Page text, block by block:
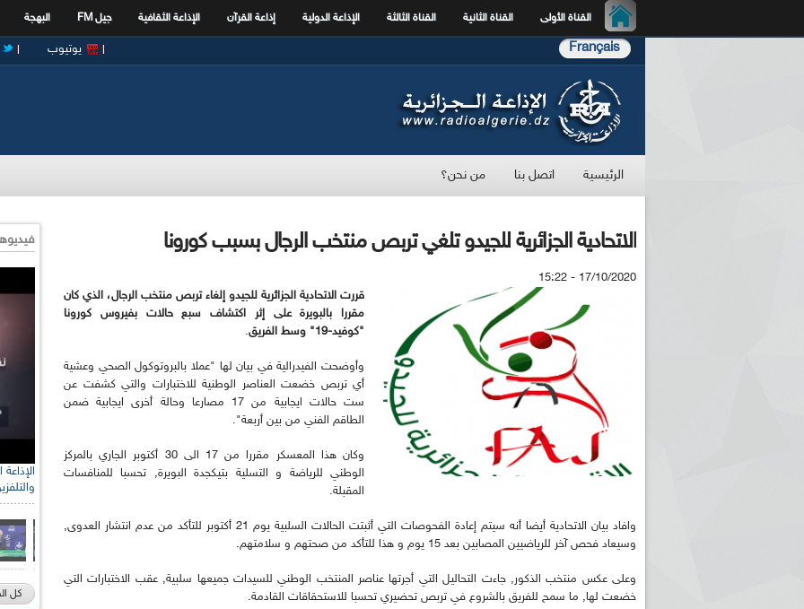
القناة الأولى القناة الثانية القناة الثالثة الإذاعة الدولية إذاعة القرآن الإذاعة الثقافية جيل FM البهجة
Français يوتيوب
الرئيسية اتصل بنا من نحن؟
الاتحادية الجزائرية للجيدو تلغي تربص منتخب الرجال بسبب كورونا
17/10/2020 - 15:22
قررت الاتحادية الجزائرية للجيدو إلغاء تربص منتخب الرجال، الذي كان
مقررا بالبويرة على إثر اكتشاف سبع حالات بفيروس كورونا
"كوفيد-19" وسط الفريق
.
وأوضحت الفيدرالية في بيان لها "عملا بالبروتوكول الصحي وعشية
أي تربص خضعت العناصر الوطنية للاختبارات والتي كشفت عن
ست حالات ايجابية من 17 مصارعا وحالة أخرى ايجابية ضمن
الطاقم الفني من بين أربعة".
وكان هذا المعسكر مقررا من 17 الى 30 أكتوبر الجاري بالمركز
الوطني للرياضة و التسلية بتيكجدة البويرة, تحسبا للمنافسات
المقبلة.
وافاد بيان الاتحادية أيضا أنه سيتم إعادة الفحوصات التي أثبتت الحالات السلبية يوم 21 أكتوبر للتأكد من عدم انتشار العدوى,
وسيعاد فحص آخر للرياضيين المصابين بعد 15 يوم و هذا للتأكد من صحتهم و سلامتهم.
وعلى عكس منتخب الذكور, جاءت التحاليل التي أجرتها عناصر المنتخب الوطني للسيدات جميعها سلبية, عقب الاختبارات التي
خضعت لها, ما سمح للفريق بالشروع في تربص تحضيري تحسبا للاستحقاقات القادمة.
كل